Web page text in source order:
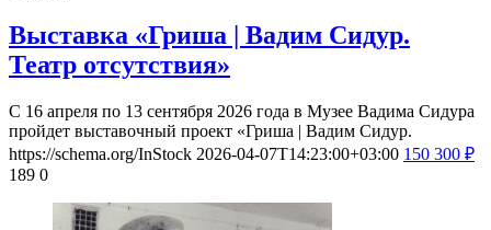
Выставка «Гриша | Вадим Сидур.
Театр отсутствия»
С 16 апреля по 13 сентября 2026 года в Музее Вадима Сидура
пройдет выставочный проект «Гриша | Вадим Сидур.
https://schema.org/InStock 2026-04-07T14:23:00+03:00 150 300 ₽
189 0